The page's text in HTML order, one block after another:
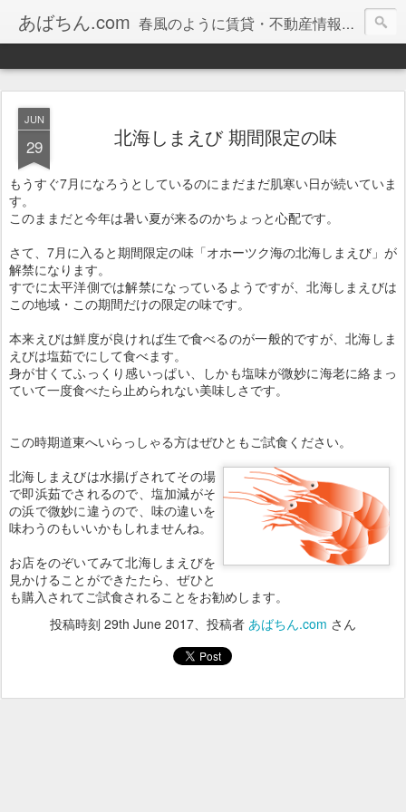
あばちん.com 春風のように賃貸・不動産情報をお届けしております。
JUN
29 北海しまえび 期間限定の味
もうすぐ7月になろうとしているのにまだまだ肌寒い日が続いていま
す。
このままだと今年は暑い夏が来るのかちょっと心配です。
さて、7月に入ると期間限定の味「オホーツク海の北海しまえび」が
解禁になります。
すでに太平洋側では解禁になっているようですが、北海しまえびは
この地域・この期間だけの限定の味です。
本来えびは鮮度が良ければ生で食べるのが一般的ですが、北海しま
えびは塩茹でにして食べます。
身が甘くてふっくり感いっぱい、しかも塩味が微妙に海老に絡まっ
ていて一度食べたら止められない美味しさです。
この時期道東へいらっしゃる方はぜひともご試食ください。
北海しまえびは水揚げされてその場
で即浜茹でされるので、塩加減がそ
の浜で微妙に違うので、味の違いを
味わうのもいいかもしれませんね。
お店をのぞいてみて北海しまえびを
見かけることができたたら、ぜひと
も購入されてご試食されることをお勧めします。
投稿時刻 29th June 2017、投稿者 あばちん.com さん